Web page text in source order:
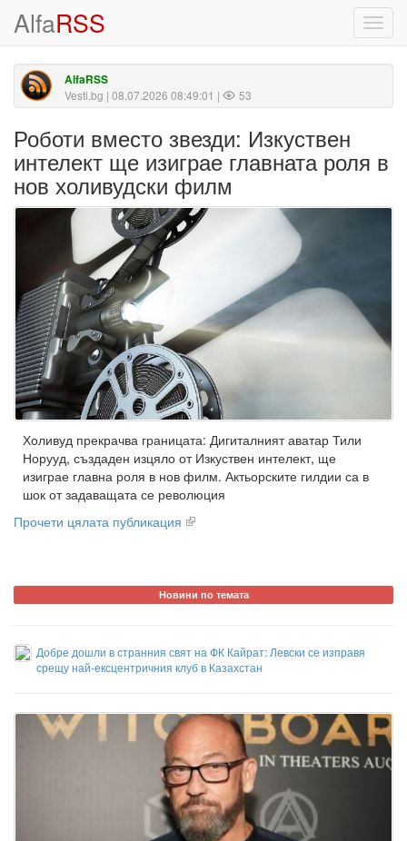
AlfaRSS
AlfaRSS
Vesti.bg | 08.07.2026 08:49:01 | 53
Роботи вместо звезди: Изкуствен
интелект ще изиграе главната роля в
нов холивудски филм
Холивуд прекрачва границата: Дигиталният аватар Тили
Норууд, създаден изцяло от Изкуствен интелект, ще
изиграе главна роля в нов филм. Актьорските гилдии са в
шок от задаващата се революция
Прочети цялата публикация
Новини по темата
Добре дошли в странния свят на ФК Кайрат: Левски се изправя
срещу най-ексцентричния клуб в Казахстан